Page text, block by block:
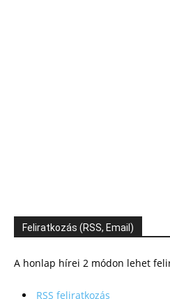
Feliratkozás (RSS, Email)
A honlap hírei 2 módon lehet
RSS feliratkozás